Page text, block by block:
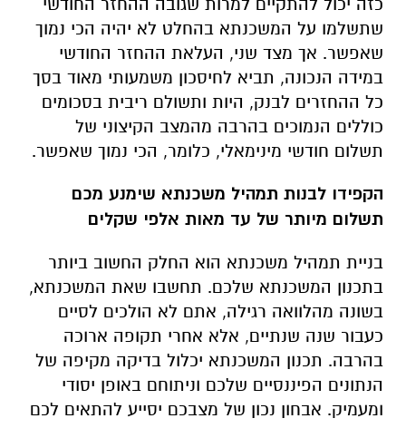
שתשלמו על המשכנתא בהחלט לא יהיה הכי נמוך
שאפשר. אך מצד שני, העלאת ההחזר החודשי
במידה הנכונה, תביא לחיסכון משמעותי מאוד בסך
כל ההחזרים לבנק, היות ותשולם ריבית בסכומים
כוללים הנמוכים בהרבה מהמצב הקיצוני של
תשלום חודשי מינימאלי, כלומר, הכי נמוך שאפשר.
הקפידו לבנות תמהיל משכנתא שימנע מכם
תשלום מיותר של עד מאות אלפי שקלים
בניית תמהיל משכנתא הוא החלק החשוב ביותר
בתכנון המשכנתא שלכם. תחשבו שאת המשכנתא,
בשונה מהלוואה רגילה, אתם לא הולכים לסיים
כעבור שנה שנתיים, אלא אחרי תקופה ארוכה
בהרבה. תכנון המשכנתא יכלול בדיקה מקיפה של
הנתונים הפיננסיים שלכם וניתוחם באופן יסודי
ומעמיק. אבחון נכון של מצבכם יסייע להתאים לכם